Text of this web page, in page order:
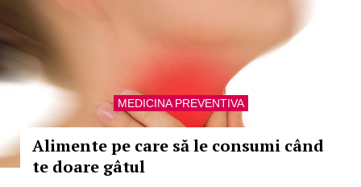
MEDICINA PREVENTIVA
Alimente pe care să le consumi când
te doare gâtul